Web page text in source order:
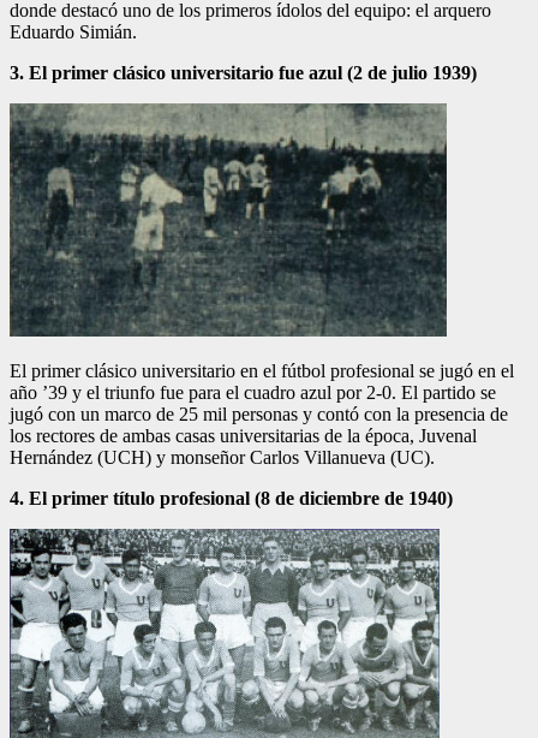
donde destacó uno de los primeros ídolos del equipo: el arquero
Eduardo Simián.
3. El primer clásico universitario fue azul (2 de julio 1939)
El primer clásico universitario en el fútbol profesional se jugó en el
año ’39 y el triunfo fue para el cuadro azul por 2-0. El partido se
jugó con un marco de 25 mil personas y contó con la presencia de
los rectores de ambas casas universitarias de la época, Juvenal
Hernández (UCH) y monseñor Carlos Villanueva (UC).
4. El primer título profesional (8 de diciembre de 1940)